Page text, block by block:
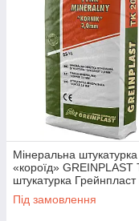
Мінеральна штукатурка
«короїд» GREINPLAST
штукатурка Грейнпласт
2,0мм, 3,0мм
Під замовлення